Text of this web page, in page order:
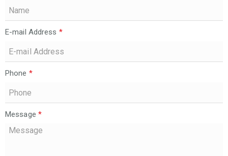
E-mail Address *
Phone *
Message *